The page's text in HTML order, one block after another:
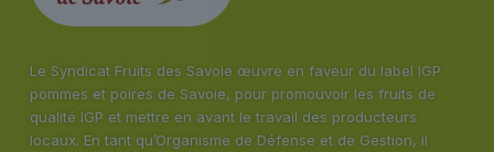
Le Syndicat Fruits des Savoie œuvre en faveur du label IGP
pommes et poires de Savoie, pour promouvoir les fruits de
qualité IGP et mettre en avant le travail des producteurs
locaux. En tant qu’Organisme de Défense et de Gestion, il